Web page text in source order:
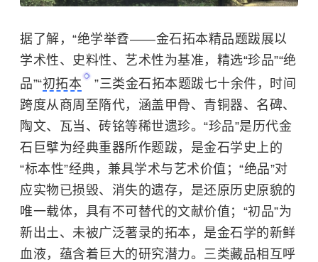
据了解，“绝学举孴——金石拓本精品题跋展以
学术性、史料性、艺术性为基准，精选“珍品”“绝
品”“初拓本
”三类金石拓本题跋七十余件，时间
跨度从商周至隋代，涵盖甲骨、青铜器、名碑、
陶文、瓦当、砖铭等稀世遗珍。“珍品”是历代金
石巨擘为经典重器所作题跋，是金石学史上的
“标本性”经典，兼具学术与艺术价值；“绝品”对
应实物已损毁、消失的遗存，是还原历史原貌的
唯一载体，具有不可替代的文献价值；“初品”为
新出土、未被广泛著录的拓本，是金石学的新鲜
血液，蕴含着巨大的研究潜力。三类藏品相互呼